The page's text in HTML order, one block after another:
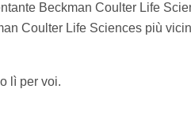
Beckman Coulter Life
Coulter Life Sciences più
lì per voi.